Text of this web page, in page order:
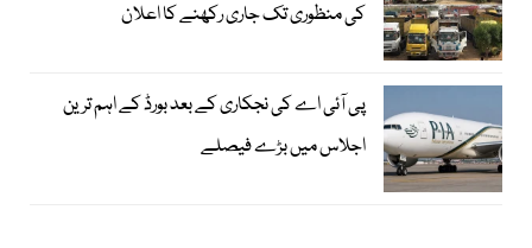
کی منظوری تک جاری رکھنے کا اعلان
پی آئی اے کی نجکاری کے بعد بورڈ کے اہم ترین
اجلاس میں بڑے فیصلے